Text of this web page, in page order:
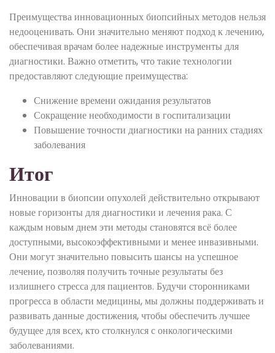
Преимущества инновационных биопсийных методов нельзя
недооценивать. Они значительно меняют подход к лечению,
обеспечивая врачам более надежные инструменты для
диагностики. Важно отметить, что такие технологии
предоставляют следующие преимущества:
Снижение времени ожидания результатов
Сокращение необходимости в госпитализации
Повышение точности диагностики на ранних стадиях
заболевания
Итог
Инновации в биопсии опухолей действительно открывают
новые горизонты для диагностики и лечения рака. С
каждым новым днем эти методы становятся всё более
доступными, высокоэффективными и менее инвазивными.
Они могут значительно повысить шансы на успешное
лечение, позволяя получить точные результаты без
излишнего стресса для пациентов. Будучи сторонниками
прогресса в области медицины, мы должны поддерживать и
развивать данные достижения, чтобы обеспечить лучшее
будущее для всех, кто столкнулся с онкологическими
заболеваниями.